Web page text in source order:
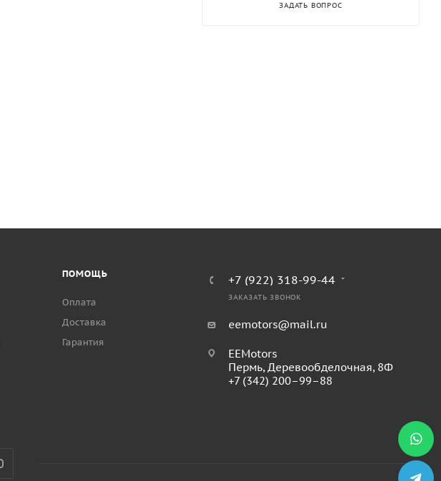
ЗАДАТЬ ВОПРОС
ПОМОЩЬ
Оплата
Доставка
Гарантия
+7 (922) 318-99-44
ЗАКАЗАТЬ ЗВОНОК
eemotors@mail.ru
EEMotors
Пермь, Деревообделочная, 8Ф
+7 (342) 200–99–88